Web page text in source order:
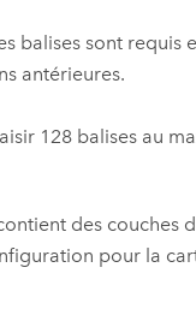
balises sont
antérieures.
128 balises au
des couches
pour la